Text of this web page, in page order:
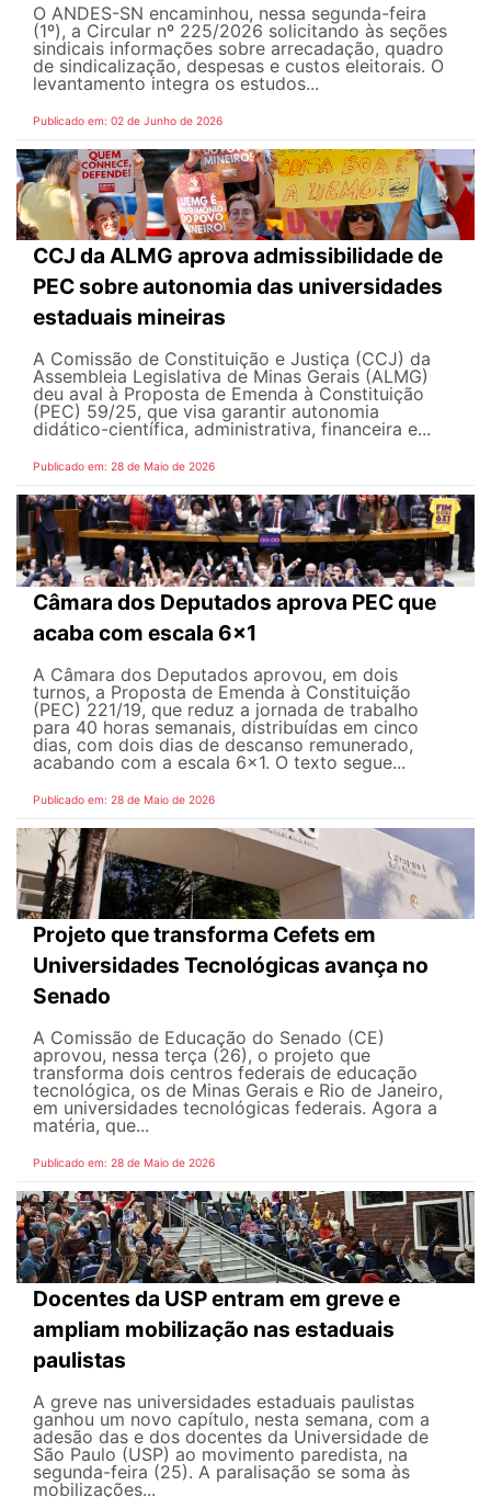
O ANDES-SN encaminhou, nessa segunda-feira
(1º), a Circular nº 225/2026 solicitando às seções
sindicais informações sobre arrecadação, quadro
de sindicalização, despesas e custos eleitorais. O
levantamento integra os estudos...
Publicado em: 02 de Junho de 2026
CCJ da ALMG aprova admissibilidade de
PEC sobre autonomia das universidades
estaduais mineiras
A Comissão de Constituição e Justiça (CCJ) da
Assembleia Legislativa de Minas Gerais (ALMG)
deu aval à Proposta de Emenda à Constituição
(PEC) 59/25, que visa garantir autonomia
didático-científica, administrativa, financeira e...
Publicado em: 28 de Maio de 2026
Câmara dos Deputados aprova PEC que
acaba com escala 6x1
A Câmara dos Deputados aprovou, em dois
turnos, a Proposta de Emenda à Constituição
(PEC) 221/19, que reduz a jornada de trabalho
para 40 horas semanais, distribuídas em cinco
dias, com dois dias de descanso remunerado,
acabando com a escala 6x1. O texto segue...
Publicado em: 28 de Maio de 2026
Projeto que transforma Cefets em
Universidades Tecnológicas avança no
Senado
A Comissão de Educação do Senado (CE)
aprovou, nessa terça (26), o projeto que
transforma dois centros federais de educação
tecnológica, os de Minas Gerais e Rio de Janeiro,
em universidades tecnológicas federais. Agora a
matéria, que...
Publicado em: 28 de Maio de 2026
Docentes da USP entram em greve e
ampliam mobilização nas estaduais
paulistas
A greve nas universidades estaduais paulistas
ganhou um novo capítulo, nesta semana, com a
adesão das e dos docentes da Universidade de
São Paulo (USP) ao movimento paredista, na
segunda-feira (25). A paralisação se soma às
mobilizações...